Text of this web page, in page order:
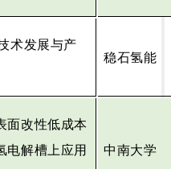
术发展与产
稳石氢能
面改性低成本
电解槽上应用
中南大学